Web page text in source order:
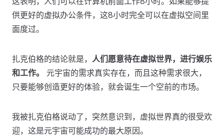
供更好的虚拟办公条件，这8小时完全可以在虚拟空间里
面度过。
扎克伯格的结论就是， 人们愿意待在虚拟世界，进行娱乐
和工作。
元宇宙的需求真实存在，而且这种需求很大，
只要能够创造更好的体验，就会诞生一个空前的市场。
我被扎克伯格说动了，突然意识到，虚拟世界真的很受欢
迎，这是元宇宙可能成功的最大原因。